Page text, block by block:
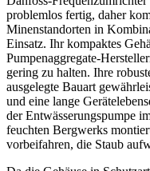
problemlos fertig, daher
Minenstandorten in
Einsatz. Ihr kompaktes
Pumpenaggregate-
gering zu halten. Ihre
ausgelegte Bauart
und eine lange
der Entwässerungspumpe
feuchten Bergwerks
vorbeifahren, die Staub